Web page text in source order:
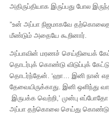
அதிருப்தியாக இருப்பது போல
”உன் அப்பா நிஜமாகவே
மீண்டும் அதையே கூறினார்.
அப்பாவின் மரணச் செய்தியைக்
தொடர்புக் கொண்டு விடுப்புக்
தொடர்ந்தேன். ‘ஹா… இனி நான்
தேவையிருக்காது. இனி ஒளிந்து
இருபக்க வெற்றி,’ முன்பு
அப்பா தற்கொலை செய்து கொண்டு